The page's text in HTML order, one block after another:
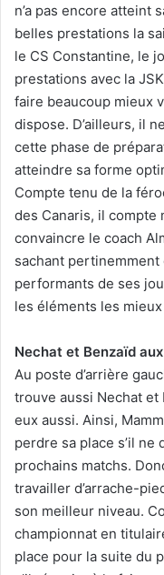
n’a pas encore atteint
belles prestations la
le CS Constantine, le
prestations avec la
faire beaucoup mieux
dispose. D’ailleurs, il
cette phase de
atteindre sa forme
Compte tenu de la
des Canaris, il compte
convaincre le coach
sachant
performants de ses
les éléments les
Nechat et Benzaïd
Au poste d’arrière
trouve aussi Nechat
eux aussi. Ainsi,
perdre sa place s’il
prochains matchs.
travailler d’arrache-
son meilleur niveau.
championnat en
place pour la suite du